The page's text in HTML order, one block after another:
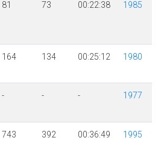
81 73 00:22:38 1985
164 134 00:25:12 1980
- - - 1977
743 392 00:36:49 1995